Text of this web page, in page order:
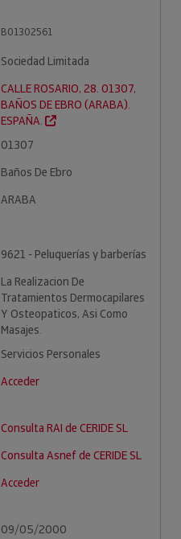
B01302561
Sociedad Limitada
CALLE ROSARIO, 28. 01307,
BAÑOS DE EBRO (ARABA).
ESPAÑA.
01307
Baños De Ebro
ARABA
9621 - Peluquerías y barberías
La Realizacion De
Tratamientos Dermocapilares
Y Osteopaticos, Asi Como
Masajes.
Servicios Personales
Acceder
Consulta RAI de CERIDE SL
Consulta Asnef de CERIDE SL
Acceder
09/05/2000